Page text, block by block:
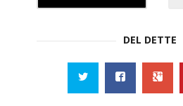
DEL DETTE